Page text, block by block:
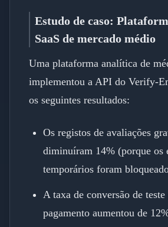
Estudo de caso:
SaaS de mercado médio
Uma plataforma analítica de
implementou a API do Verify-
os seguintes resultados:
Os registos de avaliações
diminuíram 14% (porque os
temporários foram
A taxa de conversão de teste
pagamento aumentou de